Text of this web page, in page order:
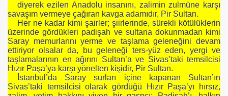
diyerek ezilen Anadolu insanını, zalimin zulmüne karşı
savaşım vermeye çağıran kavga adamıdır, Pir Sultan.
Her ne kadar kimi şairler; şiirlerinde, sürekli kötülüklerin
üzerinde gördükleri padişah ve sultana dokunmadan kimi
Saray memurlarını yerme ve taşlama geleneğini devam
ettiriyor olsalar da, bu geleneği ters-yüz eden, yergi ve
taşlamalarının en ağırını Sultan’a ve Sivas’taki temsilcisi
Hızır Paşa’ya karşı yönelten kişidir, Pir Sultan.
İstanbul’da Saray surları içine kapanan Sultan’ın
Sivas’taki temsilcisi olarak gördüğü Hızır Paşa’yı hırsız,